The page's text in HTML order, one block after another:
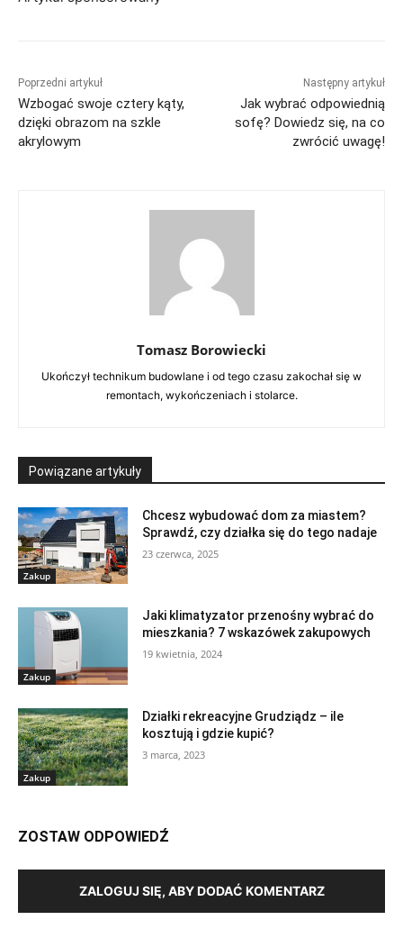
Poprzedni artykuł
Wzbogać swoje cztery kąty,
dzięki obrazom na szkle
akrylowym
Następny artykuł
Jak wybrać odpowiednią
sofę? Dowiedz się, na co
zwrócić uwagę!
Tomasz Borowiecki
Ukończył technikum budowlane i od tego czasu zakochał się w
remontach, wykończeniach i stolarce.
Powiązane artykuły
Zakup
Chcesz wybudować dom za miastem?
Sprawdź, czy działka się do tego nadaje
23 czerwca, 2025
Zakup
Jaki klimatyzator przenośny wybrać do
mieszkania? 7 wskazówek zakupowych
19 kwietnia, 2024
Zakup
Działki rekreacyjne Grudziądz – ile
kosztują i gdzie kupić?
3 marca, 2023
ZOSTAW ODPOWIEDŹ
ZALOGUJ SIĘ, ABY DODAĆ KOMENTARZ